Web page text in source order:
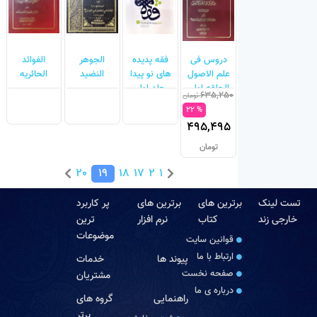
دروس فی
علم الاصول
الحلقه اولی
والثانیه(چاپ
کنگره)
635,250تومان
% 22
495,495
تومان
فقه پدیده
های نو پیدا
جلد اول
الجوهر
النضید
الفوائد
الحائریه
1
2
17
18
19
20
تست لینک
خارجی زند
برترین های
کتاب
قوانین سایت
ارتباط با ما
صفحه نخست
درباره‏ ی ما
برترین های
نرم افزار
پر کاربرد
ترین
موضوعات
پیوند ها
خدمات
مشتریان
راهنمایی
گروه های